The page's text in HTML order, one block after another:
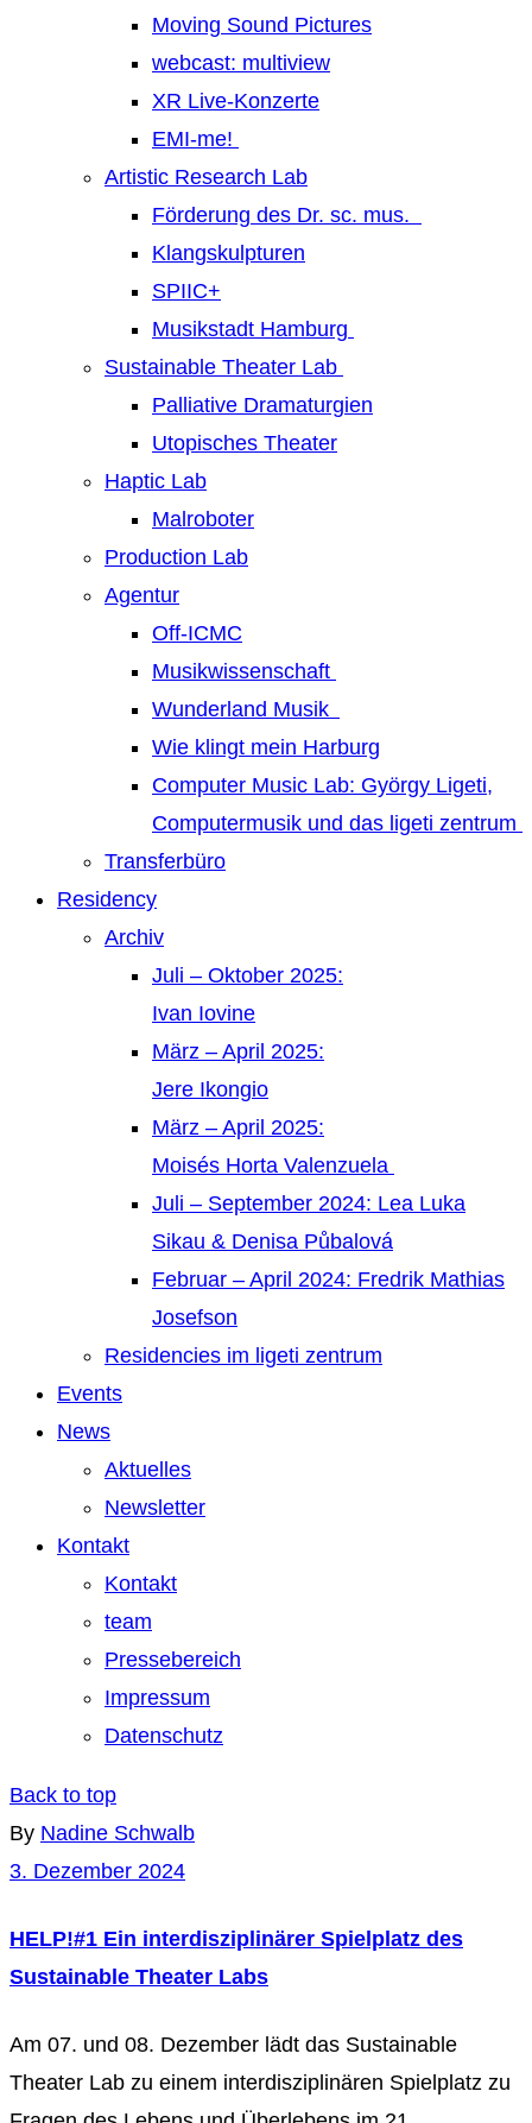
Moving Sound Pictures
webcast: multiview
XR Live-Konzerte
EMI-me!
Artistic Research Lab
Förderung des Dr. sc. mus.
Klangskulpturen
SPIIC+
Musikstadt Hamburg
Sustainable Theater Lab
Palliative Dramaturgien
Utopisches Theater
Haptic Lab
Malroboter
Production Lab
Agentur
Off-ICMC
Musikwissenschaft
Wunderland Musik
Wie klingt mein Harburg
Computer Music Lab: György Ligeti,
Computermusik und das ligeti zentrum
Transferbüro
Residency
Archiv
Juli – Oktober 2025:
Ivan Iovine
März – April 2025:
Jere Ikongio
März – April 2025:
Moisés Horta Valenzuela
Juli – September 2024: Lea Luka
Sikau & Denisa Půbalová
Februar – April 2024: Fredrik Mathias
Josefson
Residencies im ligeti zentrum
Events
News
Aktuelles
Newsletter
Kontakt
Kontakt
team
Pressebereich
Impressum
Datenschutz
Back to top
By Nadine Schwalb
3. Dezember 2024
HELP!#1 Ein interdisziplinärer Spielplatz des
Sustainable Theater Labs
Am 07. und 08. Dezember lädt das Sustainable
Theater Lab zu einem interdisziplinären Spielplatz zu